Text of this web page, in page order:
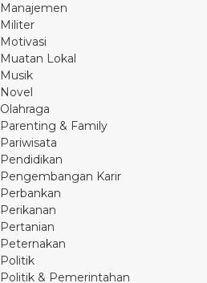
Manajemen
Militer
Motivasi
Muatan Lokal
Musik
Novel
Olahraga
Parenting & Family
Pariwisata
Pendidikan
Pengembangan Karir
Perbankan
Perikanan
Pertanian
Peternakan
Politik
Politik & Pemerintahan